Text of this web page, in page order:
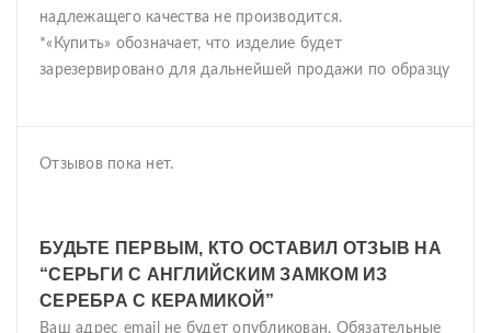
надлежащего качества не производится.
*«Купить» обозначает, что изделие будет
зарезервировано для дальнейшей продажи по образцу
Отзывов пока нет.
БУДЬТЕ ПЕРВЫМ, КТО ОСТАВИЛ ОТЗЫВ НА
“СЕРЬГИ С АНГЛИЙСКИМ ЗАМКОМ ИЗ
СЕРЕБРА С КЕРАМИКОЙ”
Ваш адрес email не будет опубликован. Обязательные